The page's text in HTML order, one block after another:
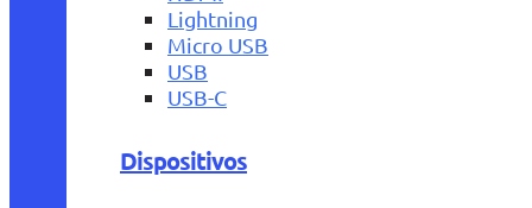
Lightning
Micro USB
USB
USB-C
Dispositivos